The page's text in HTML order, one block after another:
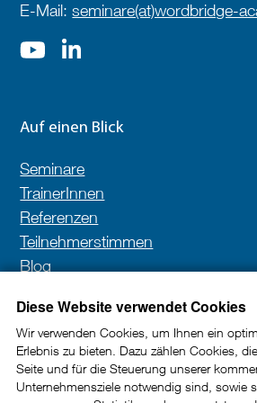
Diese Website verwendet Cookies
Wir verwenden Cookies, um Ihnen ein
Erlebnis zu bieten. Dazu zählen Cookies,
Seite und für die Steuerung unserer
Unternehmensziele notwendig sind, sowie
E-Mail:seminare(at)wordbridge-
Auf einen Blick
Seminare
TrainerInnen
Referenzen
Teilnehmerstimmen
Blog
Newsletter